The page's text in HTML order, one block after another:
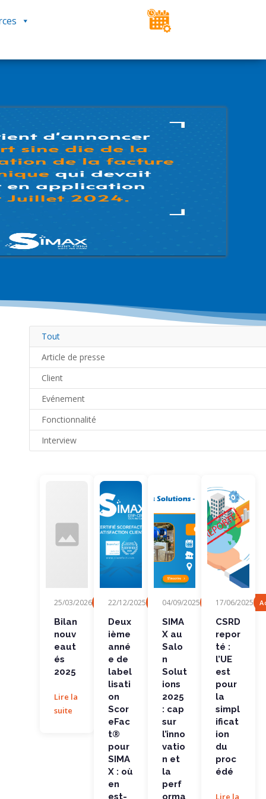
Tout
Article de presse
Client
Evénement
Fonctionnalité
Interview
nouveaut
25/03/2026 Fonctionnalité
Bilan
nouv
eaut
és
2025
Lire la
suite
e année
labellisati
ScoreFact
®...
22/12/2025 Actualités, Evénement
Deux
ième
anné
e de
label
lisati
on
Scor
eFac
t®
pour
SIMA
X : où
en
est-
Salon
2025 : cap
04/09/2025 Actualités,
SIMA
X au
Salo
n
Solut
ions
2025
: cap
sur
l’inno
vatio
n et
la
perf
orma
reporté :
pour la
ion...
17/06/2025
CSRD
repor
té :
l’UE
est
pour
la
simpl
ificat
ion
du
proc
édé
Lire la